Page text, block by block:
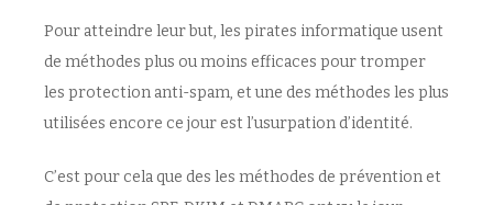
Pour atteindre leur but, les pirates informatique usent
de méthodes plus ou moins efficaces pour tromper
les protection anti-spam, et une des méthodes les plus
utilisées encore ce jour est l’usurpation d’identité.
C’est pour cela que des les méthodes de prévention et